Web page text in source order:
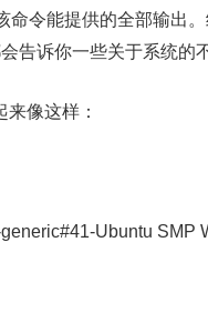
命令能提供的全部输出
告诉你一些关于系统的
像这样：
Ubuntu